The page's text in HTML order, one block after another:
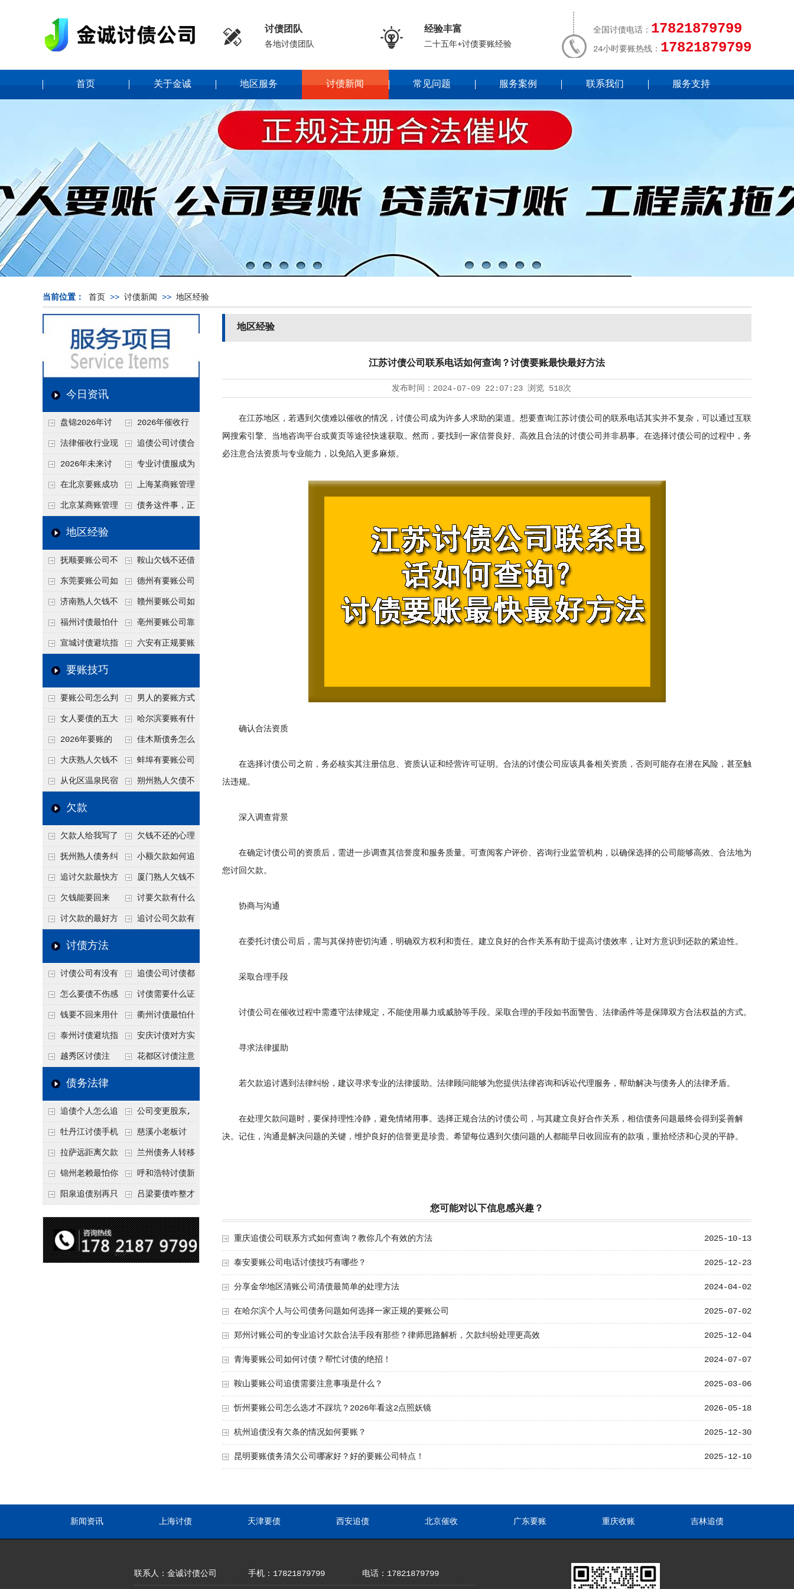
 讨债团队
各地讨债团队  经验丰富
二十五年+讨债要账经验
全国讨债电话： 17821879799
24小时要账热线： 17821879799
首页 关于金诚 地区服务 讨债新闻 常见问题 服务案例 联系我们 服务支持
当前位置： 首页 >> 讨债新闻 >> 地区经验
今日资讯
盘锦2026年讨
债新趋势
2026年催收行
业发展现状、竞争格
局及未来趋势分析
法律催收行业现
状、合规痛点与未来
发展趋势深度解析
追债公司讨债合
法方法总结
2026年未来讨
债要账公司发展趋势
专业讨债服成为
2026年的发展趋势
在北京要账成功
率高吗？未来追账公
司发展趋势引发行业
上海某商账管理
机构聚焦合规服务
北京某商账管理
服务机构持续提升合
力企业化解应收账款
难题
债务这件事，正
地区经验
抚顺要账公司不
敢透漏的追回方法是
什么？
鞍山欠钱不还借
口太多？2026年这3
句反问话术，直接把
他后路堵死
东莞要账公司如
何有效要账讨债？20
26年合法追债经验总
结！
德州有要账公司
吗？如何合法讨债才
不沾风险？
济南熟人欠钱不
还？
赣州要账公司如
何有效讨债？合法追
债四步秘籍
福州讨债最怕什
么？2026年这两个关
键细节，做错就很难
亳州要账公司靠
谱吗？合法讨债四步
宣城讨债避坑指
南：2026年这2个细
回！
六安有正规要账
要账技巧
要账公司怎么判
断这个案子能不能
接？接案评估的标准
男人的要账方式
是什么呢？
女人要债的五大
绝招,轻松搞定
哈尔滨要账有什
么合法手段？2026年
最新追账方式总结！
2026年要账的
七个小方法
佳木斯债务怎么
追回呢？2026年成功
要账就用这2招
大庆熟人欠钱不
还躲猫猫？2026年这
个“诉前调解”成功率
蚌埠有要账公司
吗？2026年这3个方
从化区温泉民宿
老板借钱不还？2026
施压，立马主动结清
朔州熟人欠债不
死账变活
欠款
欠款人给我写了
还款计划书有用吗？
书面承诺的法律效力
欠钱不还的心理
是什么？读懂欠款人
的心态催收事半功倍
抚州熟人债务纠
纷咋办？这一招好开
口
小额欠款如何追
讨
追讨欠款最快方
法是什么？
厦门熟人欠钱不
还？2026年合法秘
籍！
欠钱能要回来
吗？
讨要欠款有什么
好办法
讨欠款的最好方 追讨公司欠款有
讨债方法
讨债公司有没有
行业协会？正规机构
的行业自律和认证
追债公司讨债都
有哪些手段
怎么要债不伤感
情？
讨债需要什么证
据
钱要不回来用什
么方法要回来
衢州讨债最怕什
么？2026年这两个关
键细节，做错就很难
泰州讨债避坑指
南：2026年这2个细
节不注意，钱很难要
安庆讨债对方实
在没钱咋办？
越秀区讨债注
意！没有借条只有微
把钱要回来
花都区讨债注意
节点”催收最有效
债务法律
追债个人怎么追
回呢？2026年最新绝
招选择！
公司变更股东,
变更前的债权债务谁
承担
牡丹江讨债手机
搞定：2026年线上立
案追债全流程，足不
出户
慈溪小老板讨
债，2026年这2个本
地行业协会出面，比
法院传票快
拉萨远距离欠款
对方在牧区联系不
上，2026年委托当地
兰州债务人转移
财产后申请破产，20
26年破产程序里还能
锦州老赖最怕你
懂这1条，2026
罪”详解，能判刑
呼和浩特讨债新
招：2026年用“律师
成本低见效快
阳泉追债别再只
类隐形财产（公积
金、保单）也能执行
吕梁要债咋整才
调解渠道，比找公司
强
地区经验
江苏讨债公司联系电话如何查询？讨债要账最快最好方法
发布时间： 2024-07-09 22:07:23 浏览 518次
在江苏地区，若遇到欠债难以催收的情况， 讨债公司 成为许多人求助的渠道。想要查询江苏讨债公司的联系电话其实并不复杂，可以通过互联
网搜索引擎、当地咨询平台或黄页等途径快速获取。然而，要找到一家信誉良好、高效且合法的讨债公司并非易事。在选择讨债公司的过程中，务
必注意合法资质与专业能力，以免陷入更多麻烦。
确认合法资质
在选择讨债公司之前，务必核实其注册信息、资质认证和经营许可证明。合法的讨债公司应该具备相关资质，否则可能存在潜在风险，甚至触
法违规。
深入调查背景
在确定讨债公司的资质后，需进一步调查其信誉度和服务质量。可查阅客户评价、咨询行业监管机构，以确保选择的公司能够高效、合法地为
您讨回欠款。
协商与沟通
在委托讨债公司后，需与其保持密切沟通，明确双方权利和责任。建立良好的合作关系有助于提高讨债效率，让对方意识到还款的紧迫性。
采取合理手段
讨债公司在催收过程中需遵守法律规定，不能使用暴力或威胁等手段。采取合理的手段如书面警告、法律函件等是保障双方合法权益的方式。
寻求法律援助
若欠款追讨遇到法律纠纷，建议寻求专业的法律援助。法律顾问能够为您提供法律咨询和诉讼代理服务，帮助解决与债务人的法律矛盾。
在处理欠款问题时，要保持理性冷静，避免情绪用事。选择正规合法的讨债公司，与其建立良好合作关系，相信债务问题最终会得到妥善解
决。记住，沟通是解决问题的关键，维护良好的信誉更是珍贵。希望每位遇到欠债问题的人都能早日收回应有的款项，重拾经济和心灵的平静。
您可能对以下信息感兴趣？
2025-10-13
重庆追债公司联系方式如何查询？教你几个有效的方法
2025-12-23
泰安要账公司电话讨债技巧有哪些？
2024-04-02
分享金华地区清账公司清债最简单的处理方法
2025-07-02
在哈尔滨个人与公司债务问题如何选择一家正规的要账公司
2025-12-04
郑州讨账公司的专业追讨欠款合法手段有那些？律师思路解析，欠款纠纷处理更高效
2024-07-07
青海要账公司如何讨债？帮忙讨债的绝招！
2025-03-06
鞍山要账公司追债需要注意事项是什么？
2026-05-18
忻州要账公司怎么选才不踩坑？2026年看这2点照妖镜
2025-12-30
杭州追债没有欠条的情况如何要账？
2025-12-10
昆明要账债务清欠公司哪家好？好的要账公司特点！
新闻资讯 上海讨债 天津要债 西安追债 北京催收 广东要账 重庆收账 吉林追债
联系人：金诚讨债公司 手机：17821879799 电话：17821879799